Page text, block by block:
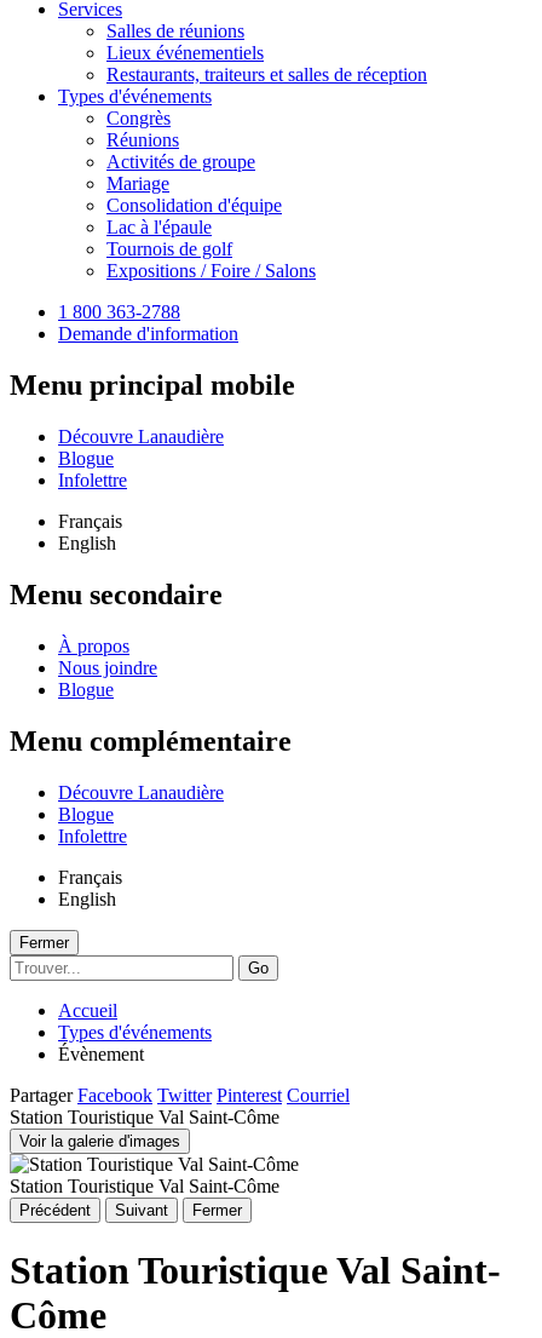
Services
Salles de réunions
Lieux événementiels
Restaurants, traiteurs et salles de réception
Types d'événements
Congrès
Réunions
Activités de groupe
Mariage
Consolidation d'équipe
Lac à l'épaule
Tournois de golf
Expositions / Foire / Salons
1 800 363-2788
Demande d'information
Menu principal mobile
Découvre Lanaudière
Blogue
Infolettre
Français
English
Menu secondaire
À propos
Nous joindre
Blogue
Menu complémentaire
Découvre Lanaudière
Blogue
Infolettre
Français
English
Fermer
Go
Accueil
Types d'événements
Évènement
Partager Facebook Twitter Pinterest Courriel
Station Touristique Val Saint-Côme
Voir la galerie d'images
Station Touristique Val Saint-Côme
Précédent Suivant Fermer
Station Touristique Val Saint-
Côme